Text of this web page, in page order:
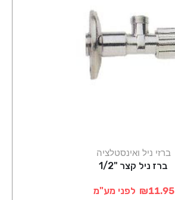
ברזי ניל ואינסטלציה
ברז ניל קצר "1/2
₪11.95 לפני מע"מ